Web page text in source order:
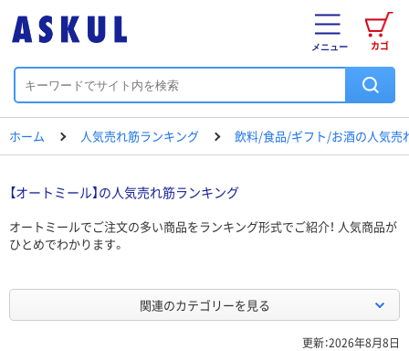
カゴ
メニュー
ホーム 人気売れ筋ランキング 飲料/食品/ギフト/お酒の人気売
【オートミール】の人気売れ筋ランキング
オートミールでご注文の多い商品をランキング形式でご紹介！ 人気商品が
ひとめでわかります。
関連のカテゴリーを見る
更新：2026年8月8日